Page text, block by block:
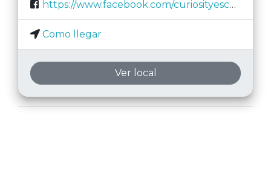
https://www.facebook.com/curiosityescaperoom/
Como llegar
Ver local